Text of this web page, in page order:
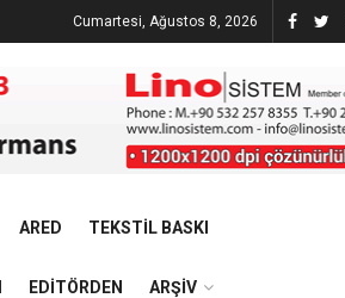
Cumartesi, Ağustos 8, 2026
ARED TEKSTIL BASKI
EDITÖRDEN ARŞIV